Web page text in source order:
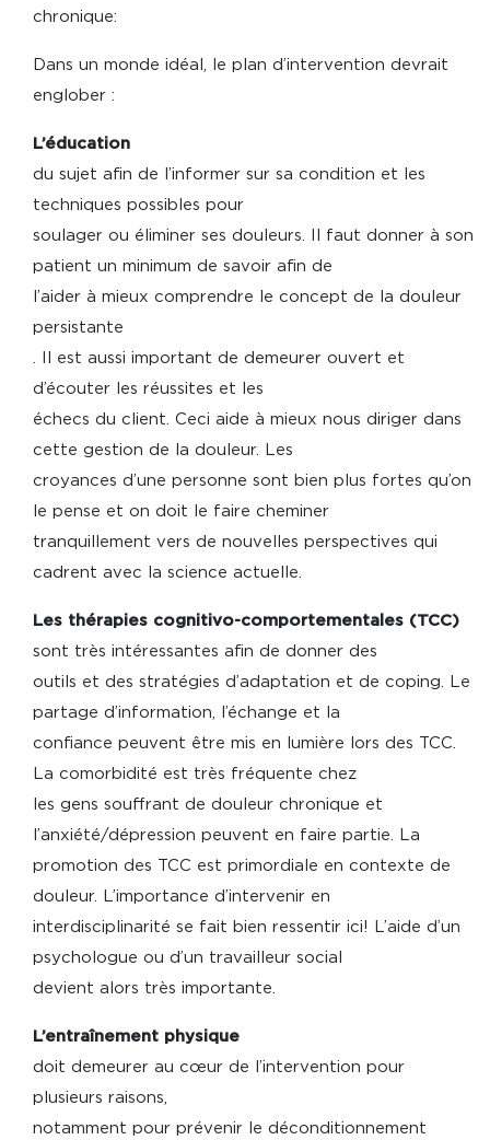
chronique:
Dans un monde idéal, le plan d’intervention devrait
englober :
L’éducation
du sujet afin de l’informer sur sa condition et les
techniques possibles pour
soulager ou éliminer ses douleurs. Il faut donner à son
patient un minimum de savoir afin de
l’aider à mieux comprendre le concept de la douleur
persistante
. Il est aussi important de demeurer ouvert et
d’écouter les réussites et les
échecs du client. Ceci aide à mieux nous diriger dans
cette gestion de la douleur. Les
croyances d’une personne sont bien plus fortes qu’on
le pense et on doit le faire cheminer
tranquillement vers de nouvelles perspectives qui
cadrent avec la science actuelle.
Les thérapies cognitivo-comportementales (TCC)
sont très intéressantes afin de donner des
outils et des stratégies d’adaptation et de coping. Le
partage d’information, l’échange et la
confiance peuvent être mis en lumière lors des TCC.
La comorbidité est très fréquente chez
les gens souffrant de douleur chronique et
l’anxiété/dépression peuvent en faire partie. La
promotion des TCC est primordiale en contexte de
douleur. L’importance d’intervenir en
interdisciplinarité se fait bien ressentir ici! L’aide d’un
psychologue ou d’un travailleur social
devient alors très importante.
L’entraînement physique
doit demeurer au cœur de l’intervention pour
plusieurs raisons,
notamment pour prévenir le déconditionnement